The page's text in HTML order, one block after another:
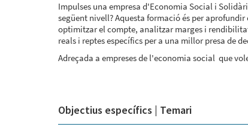
Impulses una empresa d'Economia Social i
següent nivell? Aquesta formació és per
optimitzar el compte, analitzar marges i
reals i reptes específics per a una millor presa de
Adreçada a empreses de l'economia social que
Objectius específics | Temari